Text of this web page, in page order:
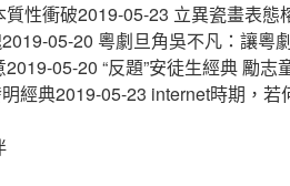
性衝破2019-05-23 立異瓷畫表
05-20 粵劇旦角吳不凡：讓粵
05-20 “反題”安徒生經典 勵
經典2019-05-23 internet時期，若